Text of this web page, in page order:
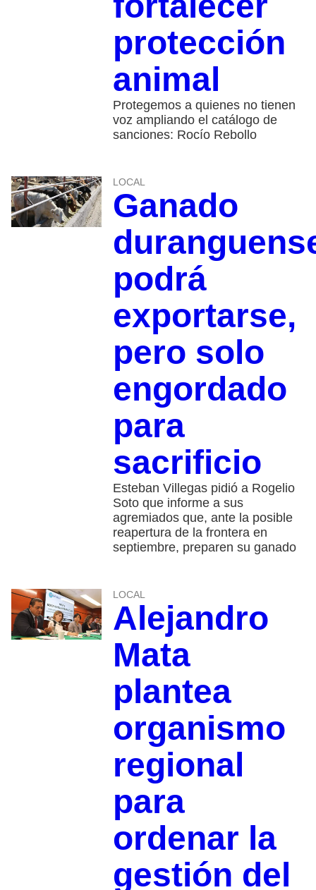
protección
animal
Protegemos a quienes no tienen
voz ampliando el catálogo de
sanciones: Rocío Rebollo
LOCAL
Ganado
podrá
exportarse,
pero solo
engordado
para
sacrificio
Esteban Villegas pidió a Rogelio
Soto que informe a sus
agremiados que, ante la posible
reapertura de la frontera en
septiembre, preparen su ganado
LOCAL
Alejandro
Mata
plantea
organismo
regional
para
ordenar la
gestión del